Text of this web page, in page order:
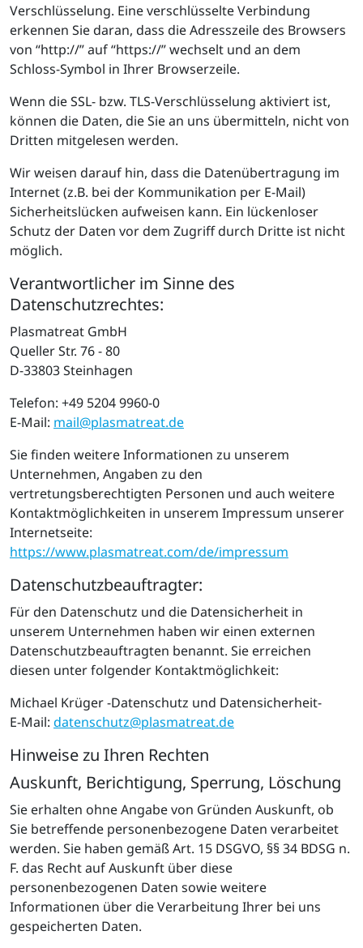
Verschlüsselung. Eine verschlüsselte Verbindung
erkennen Sie daran, dass die Adresszeile des Browsers
von “http://” auf “https://” wechselt und an dem
Schloss-Symbol in Ihrer Browserzeile.
Wenn die SSL- bzw. TLS-Verschlüsselung aktiviert ist,
können die Daten, die Sie an uns übermitteln, nicht von
Dritten mitgelesen werden.
Wir weisen darauf hin, dass die Datenübertragung im
Internet (z.B. bei der Kommunikation per E-Mail)
Sicherheitslücken aufweisen kann. Ein lückenloser
Schutz der Daten vor dem Zugriff durch Dritte ist nicht
möglich.
Verantwortlicher im Sinne des
Datenschutzrechtes:
Plasmatreat GmbH
Queller Str. 76 - 80
D-33803 Steinhagen
Telefon: +49 5204 9960-0
E-Mail: mail@plasmatreat.de
Sie finden weitere Informationen zu unserem
Unternehmen, Angaben zu den
vertretungsberechtigten Personen und auch weitere
Kontaktmöglichkeiten in unserem Impressum unserer
Internetseite:
https://www.plasmatreat.com/de/impressum
Datenschutzbeauftragter:
Für den Datenschutz und die Datensicherheit in
unserem Unternehmen haben wir einen externen
Datenschutzbeauftragten benannt. Sie erreichen
diesen unter folgender Kontaktmöglichkeit:
Michael Krüger -Datenschutz und Datensicherheit-
E-Mail: datenschutz@plasmatreat.de
Hinweise zu Ihren Rechten
Auskunft, Berichtigung, Sperrung, Löschung
Sie erhalten ohne Angabe von Gründen Auskunft, ob
Sie betreffende personenbezogene Daten verarbeitet
werden. Sie haben gemäß Art. 15 DSGVO, §§ 34 BDSG n.
F. das Recht auf Auskunft über diese
personenbezogenen Daten sowie weitere
Informationen über die Verarbeitung Ihrer bei uns
gespeicherten Daten.